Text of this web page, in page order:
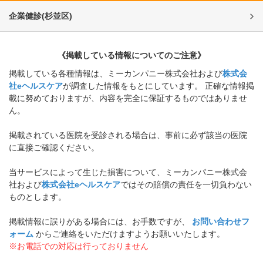
企業健診(杉並区)
《掲載している情報についてのご注意》
掲載している各種情報は、ミーカンパニー株式会社および株式会
社eヘルスケアが調査した情報をもとにしています。 正確な情報掲
載に努めておりますが、内容を完全に保証するものではありませ
ん。
掲載されている医院を受診される場合は、事前に必ず該当の医院
に直接ご確認ください。
当サービスによって生じた損害について、ミーカンパニー株式会
社および株式会社eヘルスケアではその賠償の責任を一切負わない
ものとします。
掲載情報に誤りがある場合には、お手数ですが、
お問い合わせフ
ォーム からご連絡をいただけますようお願いいたします。
※お電話での対応は行っておりません